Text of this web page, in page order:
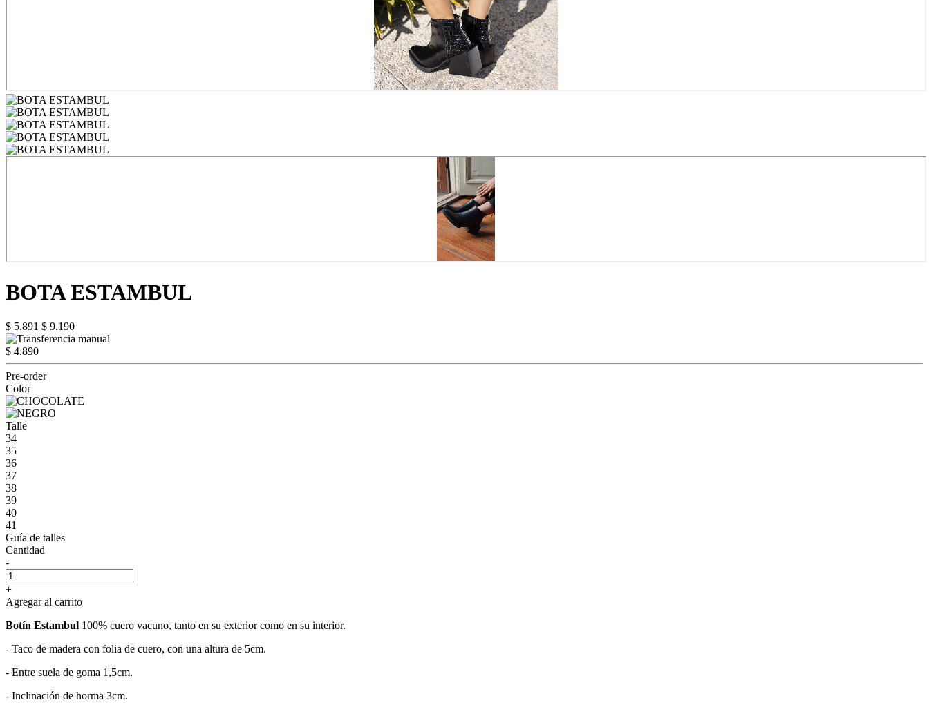
BOTA ESTAMBUL
$ 5.891 $ 9.190
$ 4.890
Pre-order
Color
Talle
34
35
36
37
38
39
40
41
Guía de talles
Cantidad
-
+
Agregar al carrito
Botín Estambul 100% cuero vacuno, tanto en su exterior como en su interior.
- Taco de madera con folia de cuero, con una altura de 5cm.
- Entre suela de goma 1,5cm.
- Inclinación de horma 3cm.